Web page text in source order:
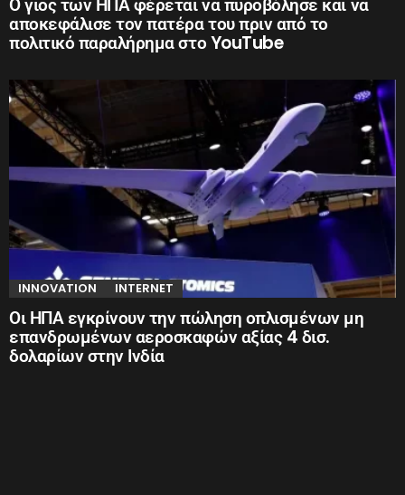
Ο γιος των ΗΠΑ φέρεται να πυροβόλησε και να
αποκεφάλισε τον πατέρα του πριν από το
πολιτικό παραλήρημα στο YouTube
INNOVATION INTERNET
Οι ΗΠΑ εγκρίνουν την πώληση οπλισμένων μη
επανδρωμένων αεροσκαφών αξίας 4 δισ.
δολαρίων στην Ινδία